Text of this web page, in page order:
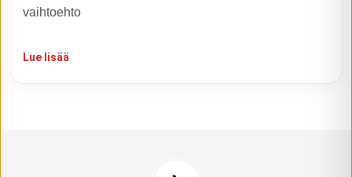
vaihtoehto
Lue lisää